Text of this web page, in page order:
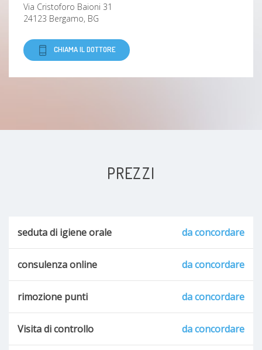
Via Cristoforo Baioni 31
24123 Bergamo, BG
CHIAMA IL DOTTORE
PREZZI
seduta di igiene orale da concordare
consulenza online da concordare
rimozione punti da concordare
Visita di controllo da concordare